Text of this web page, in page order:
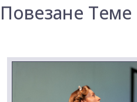
Повезане Теме